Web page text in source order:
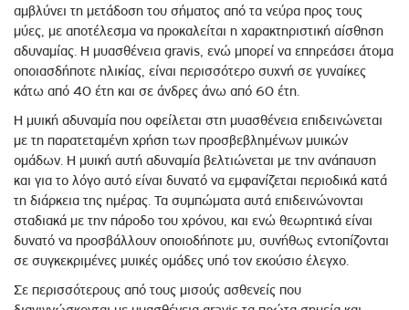
αμβλύνει τη μετάδοση του σήματος από τα νεύρα προς τους
μύες, με αποτέλεσμα να προκαλείται η χαρακτηριστική αίσθηση
αδυναμίας. Η μυασθένεια gravis, ενώ μπορεί να επηρεάσει άτομα
οποιασδήποτε ηλικίας, είναι περισσότερο συχνή σε γυναίκες
κάτω από 40 έτη και σε άνδρες άνω από 60 έτη.
Η μυική αδυναμία που οφείλεται στη μυασθένεια επιδεινώνεται
με τη παρατεταμένη χρήση των προσβεβλημένων μυικών
ομάδων. Η μυική αυτή αδυναμία βελτιώνεται με την ανάπαυση
και για το λόγο αυτό είναι δυνατό να εμφανίζεται περιοδικά κατά
τη διάρκεια της ημέρας. Τα συμπώματα αυτά επιδεινώνονται
σταδιακά με την πάροδο του χρόνου, και ενώ θεωρητικά είναι
δυνατό να προσβάλλουν οποιοδήποτε μυ, συνήθως εντοπίζονται
σε συγκεκριμένες μυικές ομάδες υπό τον εκούσιο έλεγχο.
Σε περισσότερους από τους μισούς ασθενείς που